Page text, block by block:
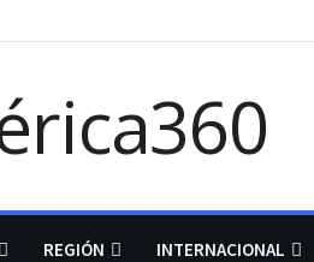
REGIÓN INTERNACIONAL